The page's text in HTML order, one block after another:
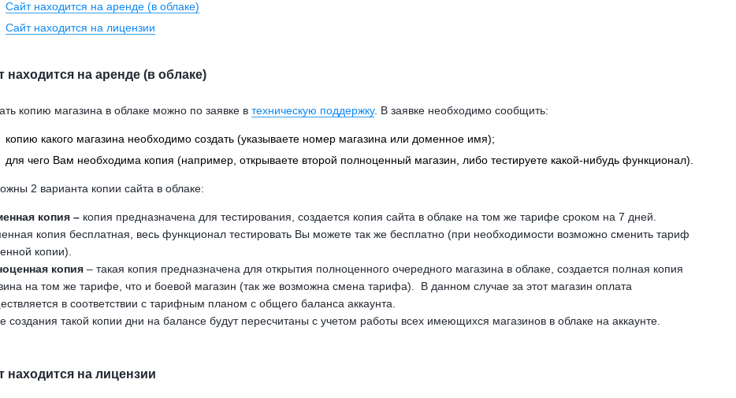
Сайт находится на аренде (в облаке)
Сайт находится на лицензии
находится на аренде (в облаке)
копию магазина в облаке можно по заявке в техническую поддержку. В заявке необходимо сообщить:
копию какого магазина необходимо создать (указываете номер магазина или доменное имя);
для чего Вам необходима копия (например, открываете второй полноценный магазин, либо тестируете какой-нибудь функционал).
2 варианта копии сайта в облаке:
копия – копия предназначена для тестирования, создается копия сайта в облаке на том же тарифе сроком на 7 дней.
копия бесплатная, весь функционал тестировать Вы можете так же бесплатно (при необходимости возможно сменить тариф
копии).
копия – такая копия предназначена для открытия полноценного очередного магазина в облаке, создается полная копия
на том же тарифе, что и боевой магазин (так же возможна смена тарифа). В данном случае за этот магазин оплата
в соответствии с тарифным планом с общего баланса аккаунта.
создания такой копии дни на балансе будут пересчитаны с учетом работы всех имеющихся магазинов в облаке на аккаунте.
находится на лицензии